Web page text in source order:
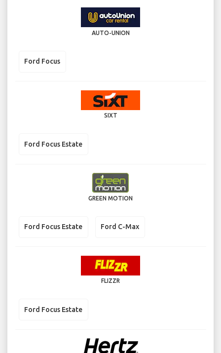
AUTO-UNION
Ford Focus
SIXT
Ford Focus Estate
GREEN MOTION
Ford Focus Estate Ford C-Max
FLIZZR
Ford Focus Estate